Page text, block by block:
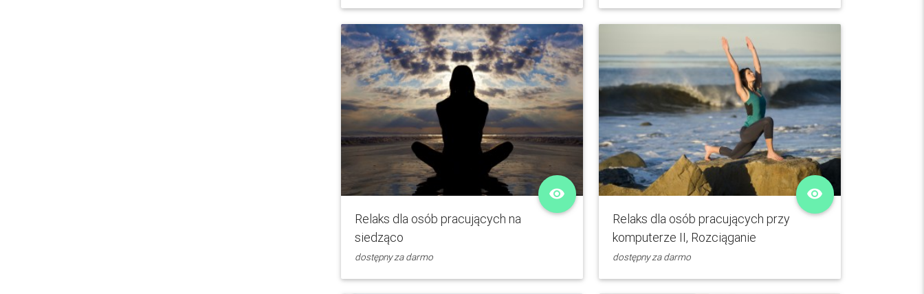
Relaks dla osób pracujących na
siedząco
remove_red_eye
dostępny za darmo
Relaks dla osób pracujących przy
komputerze II, Rozciąganie
remove_red_eye
dostępny za darmo